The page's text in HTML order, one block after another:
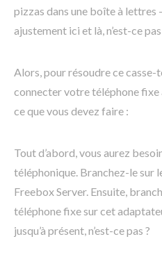
pizzas dans une boîte à lettres
ajustement ici et là, n’est-ce pas
Alors, pour résoudre ce
connecter votre téléphone
ce que vous devez faire :
Tout d’abord, vous aurez
téléphonique. Branchez-le sur
Freebox Server. Ensuite,
téléphone fixe sur cet
jusqu’à présent, n’est-ce pas ?